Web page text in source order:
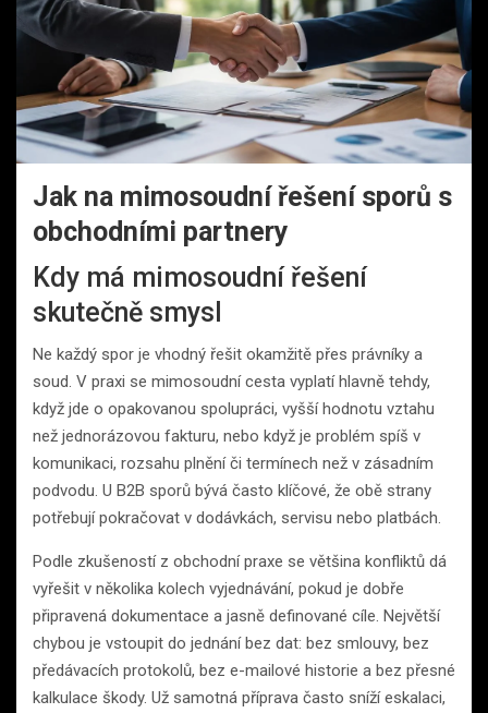
Jak na mimosoudní řešení sporů s
obchodními partnery
Kdy má mimosoudní řešení
skutečně smysl
Ne každý spor je vhodný řešit okamžitě přes právníky a
soud. V praxi se mimosoudní cesta vyplatí hlavně tehdy,
když jde o opakovanou spolupráci, vyšší hodnotu vztahu
než jednorázovou fakturu, nebo když je problém spíš v
komunikaci, rozsahu plnění či termínech než v zásadním
podvodu. U B2B sporů bývá často klíčové, že obě strany
potřebují pokračovat v dodávkách, servisu nebo platbách.
Podle zkušeností z obchodní praxe se většina konfliktů dá
vyřešit v několika kolech vyjednávání, pokud je dobře
připravená dokumentace a jasně definované cíle. Největší
chybou je vstoupit do jednání bez dat: bez smlouvy, bez
předávacích protokolů, bez e-mailové historie a bez přesné
kalkulace škody. Už samotná příprava často sníží eskalaci,